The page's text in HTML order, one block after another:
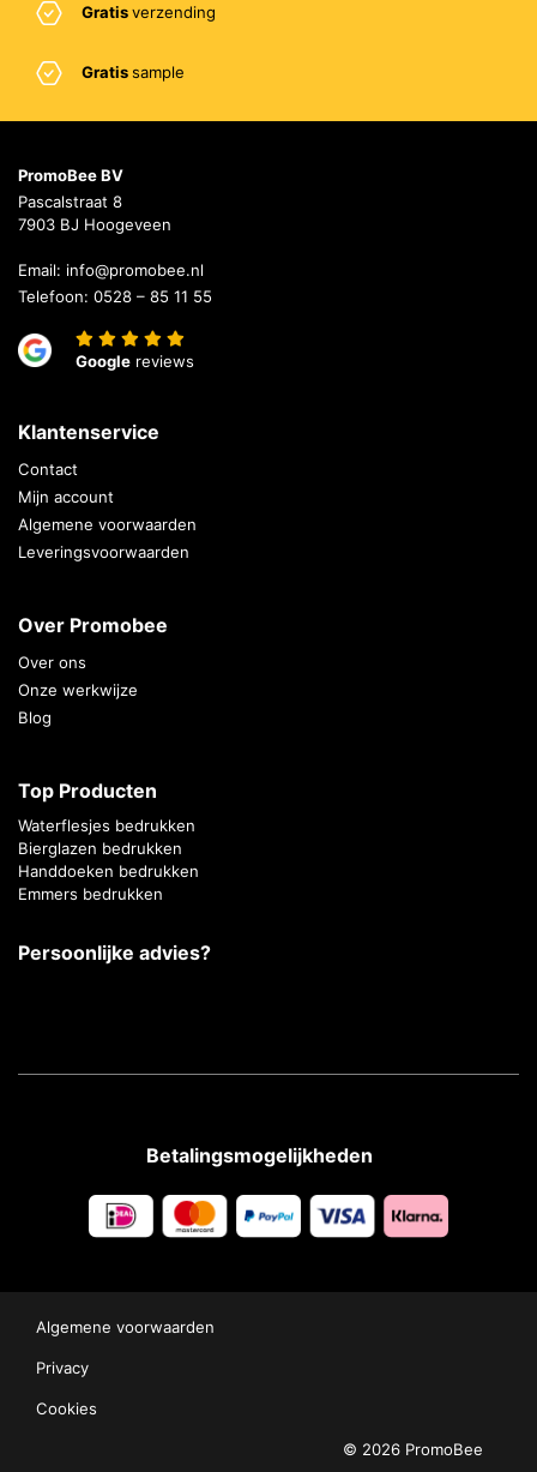
Gratisverzending
Gratissample
PromoBee BV
Pascalstraat 8
7903 BJ Hoogeveen
Email: info@promobee.nl
Telefoon: 0528 – 85 11 55
Google reviews
Klantenservice
Contact
Mijn account
Algemene voorwaarden
Leveringsvoorwaarden
Over Promobee
Over ons
Onze werkwijze
Blog
Top Producten
Waterflesjes bedrukken
Bierglazen bedrukken
Handdoeken bedrukken
Emmers bedrukken
Persoonlijke advies?
Betalingsmogelijkheden
Algemene voorwaarden
Privacy
Cookies
© 2026 PromoBee